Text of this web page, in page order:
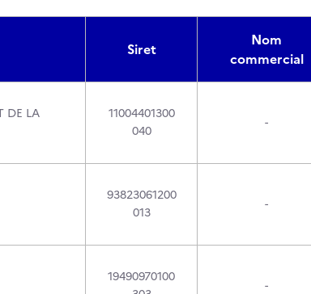
Siret
Nom
commercial
DE LA
11004401300
040
-
93823061200
013
-
19490970100
-